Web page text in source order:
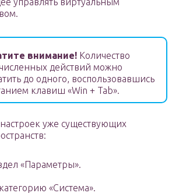
внимание! Количество
действий можно
до одного, воспользовавшись
клавиш «Win + Tab».
уже существующих
«Параметры».
«Система».